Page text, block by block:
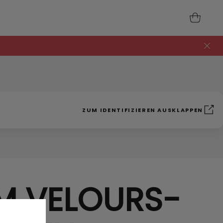
ZUM IDENTIFIZIEREN AUSKLAPPEN
VELOURS-